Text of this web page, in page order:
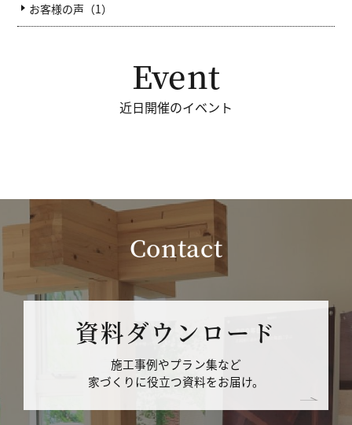
お客様の声（1）
Event
近日開催のイベント
Contact
資料ダウンロード
施工事例やプラン集など
家づくりに役立つ資料をお届け。